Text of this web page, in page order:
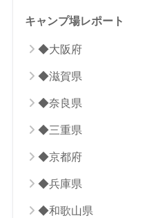
キャンプ場レポート
◆大阪府
◆滋賀県
◆奈良県
◆三重県
◆京都府
◆兵庫県
◆和歌山県